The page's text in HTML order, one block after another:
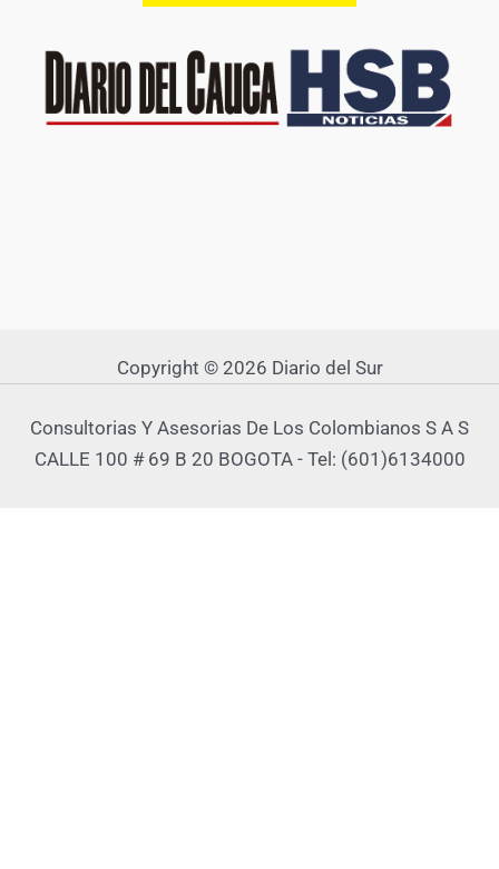
Copyright © 2026 Diario del Sur
Consultorias Y Asesorias De Los Colombianos S A S
CALLE 100 # 69 B 20 BOGOTA - Tel: (601)6134000